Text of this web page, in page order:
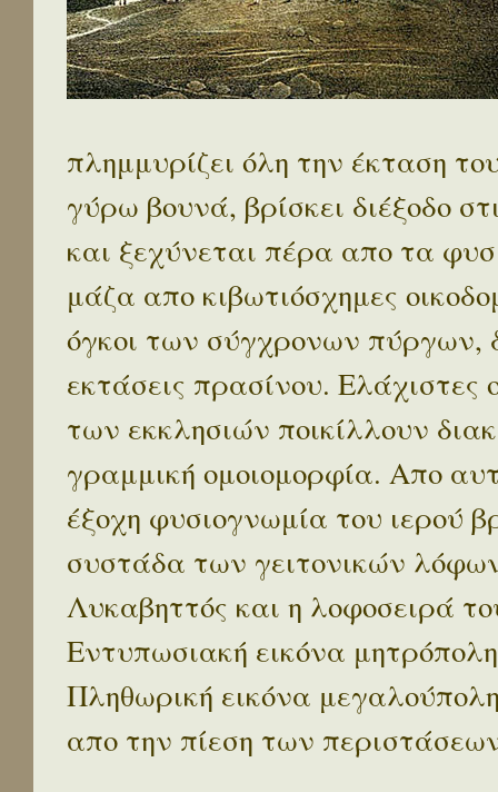
πλημμυρίζει όλη την έκταση
γύρω βουνά, βρίσκει διέξοδο
και ξεχύνεται πέρα απο τα
μάζα απο κιβωτιόσχημες
όγκοι των σύγχρονων πύργων,
εκτάσεις πρασίνου.
των εκκλησιών ποικίλλουν
γραμμική ομοιομορφία. Απο
έξοχη φυσιογνωμία του ιερού
συστάδα των γειτονικών
Λυκαβηττός και η λοφοσειρά
Εντυπωσιακή εικόνα
Πληθωρική εικόνα
απο την πίεση των